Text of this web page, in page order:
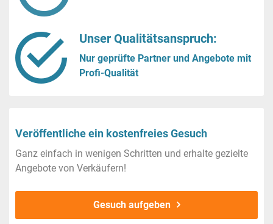
Unser Qualitätsanspruch:
Nur geprüfte Partner und Angebote mit
Profi-Qualität
Veröffentliche ein kostenfreies Gesuch
Ganz einfach in wenigen Schritten und erhalte gezielte
Angebote von Verkäufern!
Gesuch aufgeben